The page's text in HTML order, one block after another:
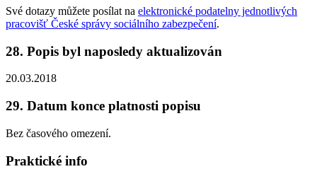
Své dotazy můžete posílat na elektronické podatelny jednotlivých
pracovišť České správy sociálního zabezpečení.
28. Popis byl naposledy aktualizován
20.03.2018
29. Datum konce platnosti popisu
Bez časového omezení.
Praktické info